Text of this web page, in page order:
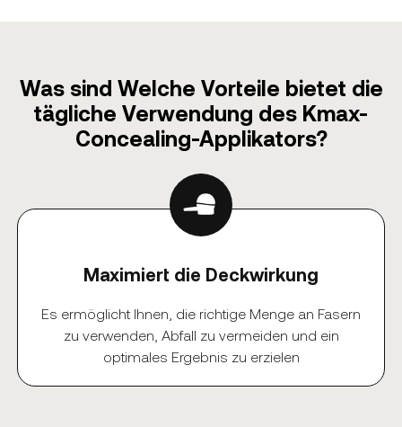
Was sind Welche Vorteile bietet die
tägliche Verwendung des Kmax-
Concealing-Applikators?
Maximiert die Deckwirkung
Es ermöglicht Ihnen, die richtige Menge an Fasern
zu verwenden, Abfall zu vermeiden und ein
optimales Ergebnis zu erzielen